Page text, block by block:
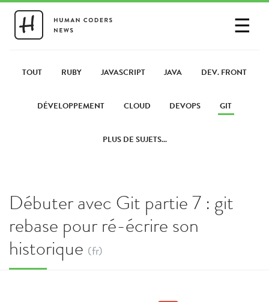
☰
PARTAGER UN LIEN
TOUT RUBY JAVASCRIPT JAVA DEV. FRONT
DÉVELOPPEMENT CLOUD DEVOPS GIT
PLUS DE SUJETS...
Débuter avec Git partie 7 : git
rebase pour ré-écrire son
historique (fr)